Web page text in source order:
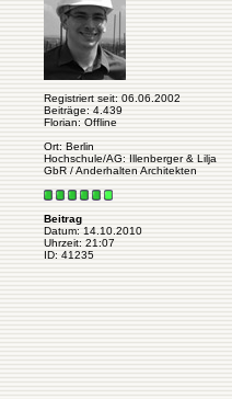
Registriert seit: 06.06.2002
Beiträge: 4.439
Florian: Offline
Ort: Berlin
Hochschule/AG: Illenberger & Lilja
GbR / Anderhalten Architekten
Beitrag
Datum: 14.10.2010
Uhrzeit: 21:07
ID: 41235